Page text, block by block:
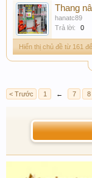
Thang
hanatc89
Trả lời:
0
Hiển thị chủ đề từ 161
< Trước
1 ← 7 8